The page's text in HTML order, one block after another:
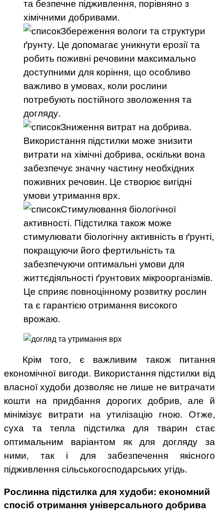
та безпечне підживлення, порівняно з
хімічними добривами.
Збереження вологи та структури
ґрунту. Це допомагає уникнути ерозії та
робить поживні речовини максимально
доступними для коріння, що особливо
важливо в умовах, коли рослини
потребують постійного зволоження та
догляду.
Зниження витрат на добрива.
Використання підстилки може знизити
витрати на хімічні добрива, оскільки вона
забезпечує значну частину необхідних
поживних речовин. Це створює вигідні
умови утримання врх.
Стимулювання біологічної
активності. Підстилка також може
стимулювати біологічну активність в ґрунті,
покращуючи його фертильність та
забезпечуючи оптимальні умови для
життєдіяльності ґрунтових мікроорганізмів.
Це сприяє повноцінному розвитку рослин
та є гарантією отримання високого
врожаю.
Крім того, є важливим також питання
економічної вигоди. Використання підстилки від
власної худоби дозволяє не лише не витрачати
кошти на придбання дорогих добрив, але й
мінімізує витрати на утилізацію гною. Отже,
суха та тепла підстилка для тварин стає
оптимальним варіантом як для догляду за
ними, так і для забезпечення якісного
підживлення сільськогосподарських угідь.
Рослинна підстилка для худоби: економний
спосіб отримання універсального добрива